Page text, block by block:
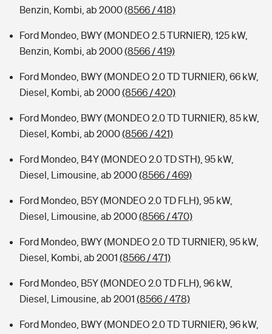
Benzin, Kombi, ab 2000(8566 / 418)
Ford Mondeo, BWY (MONDEO 2.5 TURNIER), 125 kW,
Benzin, Kombi, ab 2000(8566 / 419)
Ford Mondeo, BWY (MONDEO 2.0 TD TURNIER), 66 kW,
Diesel, Kombi, ab 2000(8566 / 420)
Ford Mondeo, BWY (MONDEO 2.0 TD TURNIER), 85 kW,
Diesel, Kombi, ab 2000(8566 / 421)
Ford Mondeo, B4Y (MONDEO 2.0 TD STH), 95 kW,
Diesel, Limousine, ab 2000(8566 / 469)
Ford Mondeo, B5Y (MONDEO 2.0 TD FLH), 95 kW,
Diesel, Limousine, ab 2000(8566 / 470)
Ford Mondeo, BWY (MONDEO 2.0 TD TURNIER), 95 kW,
Diesel, Kombi, ab 2001 (8566 / 471)
Ford Mondeo, B5Y (MONDEO 2.0 TD FLH), 96 kW,
Diesel, Limousine, ab 2001 (8566 / 478)
Ford Mondeo, BWY (MONDEO 2.0 TD TURNIER), 96 kW,